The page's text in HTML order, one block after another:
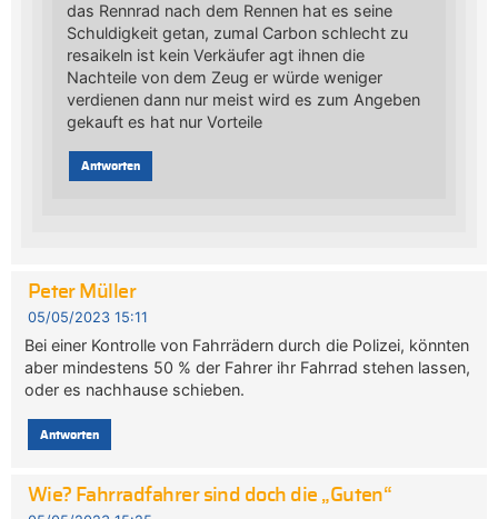
das Rennrad nach dem Rennen hat es seine
Schuldigkeit getan, zumal Carbon schlecht zu
resaikeln ist kein Verkäufer agt ihnen die
Nachteile von dem Zeug er würde weniger
verdienen dann nur meist wird es zum Angeben
gekauft es hat nur Vorteile
Antworten
Peter Müller
05/05/2023 15:11
Bei einer Kontrolle von Fahrrädern durch die Polizei, könnten
aber mindestens 50 % der Fahrer ihr Fahrrad stehen lassen,
oder es nachhause schieben.
Antworten
Wie? Fahrradfahrer sind doch die „Guten“